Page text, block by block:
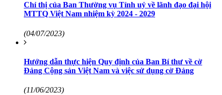
Chỉ thị của Ban Thường vụ Tỉnh uỷ về lãnh đạo đại hội
MTTQ Việt Nam nhiệm kỳ 2024 - 2029
(04/07/2023)
Hướng dẫn thực hiện Quy định của Ban Bí thư về cờ
Đảng Cộng sản Việt Nam và việc sử dụng cờ Đảng
(11/06/2023)